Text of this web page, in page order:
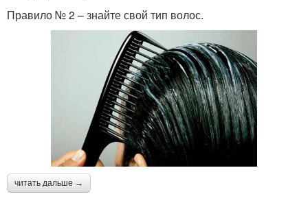
Правило № 2 – знайте свой тип волос.
читать дальше →